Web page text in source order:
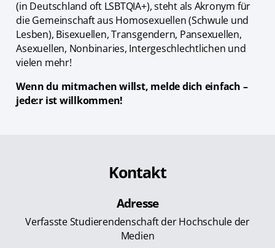
(in Deutschland oft LSBTQIA+), steht als Akronym für
die Gemeinschaft aus Homosexuellen (Schwule und
Lesben), Bisexuellen, Transgendern, Pansexuellen,
Asexuellen, Nonbinaries, Intergeschlechtlichen und
vielen mehr!
Wenn du mitmachen willst, melde dich einfach –
jede:r ist willkommen!
Kontakt
Adresse
Verfasste Studierendenschaft der Hochschule der
Medien